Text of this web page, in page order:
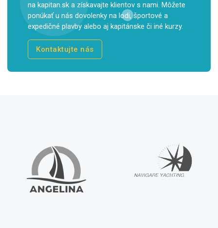
na kapitan.sk a získavajte klientov s nami. Môžete
ponúkať u nás dovolenky na lodi, športové a
expedičné plavby alebo aj kapitánske či iné kurzy.
Kontaktujte nás